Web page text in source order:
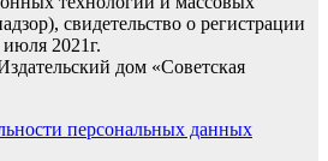
свидетельство о регистрации
2021г.
дом «Советская
персональных данных